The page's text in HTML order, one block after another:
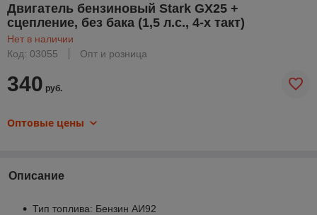
Двигатель бензиновый Stark GX25 +
сцепление, без бака (1,5 л.с., 4-х такт)
Нет в наличии
Код: 03055
Опт и розница
340 руб.
Оптовые цены
Описание
Тип топлива: Бензин АИ92